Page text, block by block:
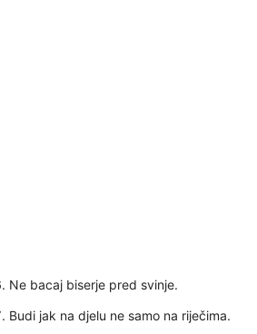
Ne bacaj biserje pred svinje.
Budi jak na djelu ne samo na riječima.